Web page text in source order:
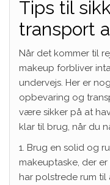
Tips til
transport
Når det kommer til
makeup forbliver
undervejs. Her er
opbevaring og
være sikker på at
klar til brug, når du
1. Brug en solid og
makeuptaske, der
har polstrede rum